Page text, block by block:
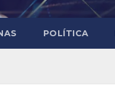
POLÍTICA